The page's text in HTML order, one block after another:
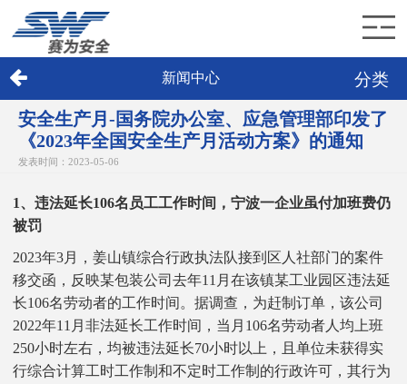
赛为介绍
加入赛为
联系赛为
新闻中心 分类
安全生产月-国务院办公室、应急管理部印发了
《2023年全国安全生产月活动方案》的通知
发表时间：2023-05-06
1、违法延长106名员工工作时间，宁波一企业虽付加班费仍
被罚
2023年3月，姜山镇综合行政执法队接到区人社部门的案件
移交函，反映某包装公司去年11月在该镇某工业园区违法延
长106名劳动者的工作时间。据调查，为赶制订单，该公司
2022年11月非法延长工作时间，当月106名劳动者人均上班
250小时左右，均被违法延长70小时以上，且单位未获得实
行综合计算工时工作制和不定时工作制的行政许可，其行为